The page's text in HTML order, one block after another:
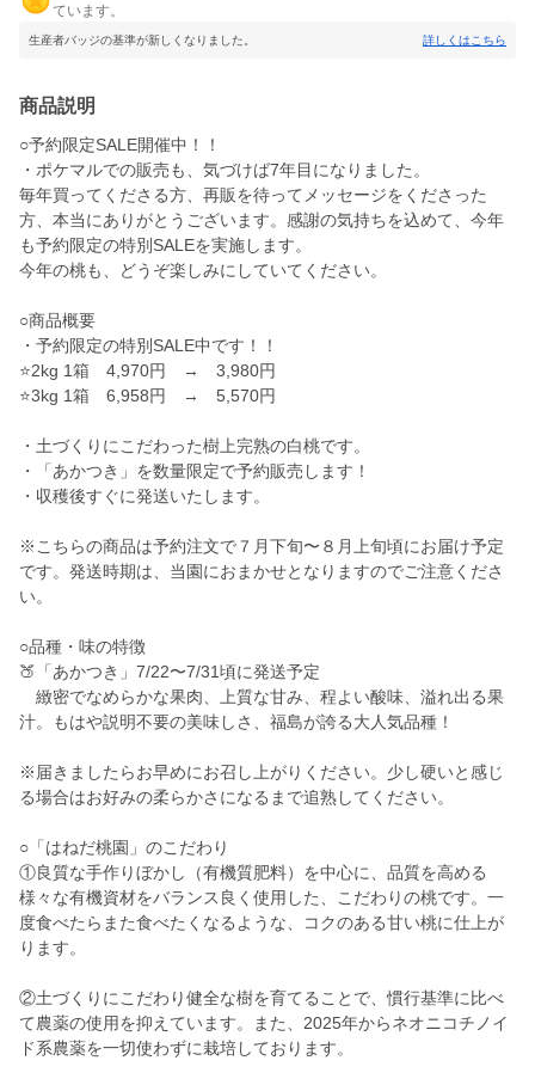
ています。
生産者バッジの基準が新しくなりました。 詳しくはこちら
商品説明
○予約限定SALE開催中！！
・ポケマルでの販売も、気づけば7年目になりました。
毎年買ってくださる方、再販を待ってメッセージをくださった
方、本当にありがとうございます。感謝の気持ちを込めて、今年
も予約限定の特別SALEを実施します。
今年の桃も、どうぞ楽しみにしていてください。
○商品概要
・予約限定の特別SALE中です！！
⭐️2kg 1箱 4,970円 → 3,980円
⭐️3kg 1箱 6,958円 → 5,570円
・土づくりにこだわった樹上完熟の白桃です。
・「あかつき」を数量限定で予約販売します！
・収穫後すぐに発送いたします。
※こちらの商品は予約注文で７月下旬〜８月上旬頃にお届け予定
です。発送時期は、当園におまかせとなりますのでご注意くださ
い。
○品種・味の特徴
🍑「あかつき」7/22〜7/31頃に発送予定
緻密でなめらかな果肉、上質な甘み、程よい酸味、溢れ出る果
汁。もはや説明不要の美味しさ、福島が誇る大人気品種！
※届きましたらお早めにお召し上がりください。少し硬いと感じ
る場合はお好みの柔らかさになるまで追熟してください。
○「はねだ桃園」のこだわり
①良質な手作りぼかし（有機質肥料）を中心に、品質を高める
様々な有機資材をバランス良く使用した、こだわりの桃です。一
度食べたらまた食べたくなるような、コクのある甘い桃に仕上が
ります。
②土づくりにこだわり健全な樹を育てることで、慣行基準に比べ
て農薬の使用を抑えています。また、2025年からネオニコチノイ
ド系農薬を一切使わずに栽培しております。